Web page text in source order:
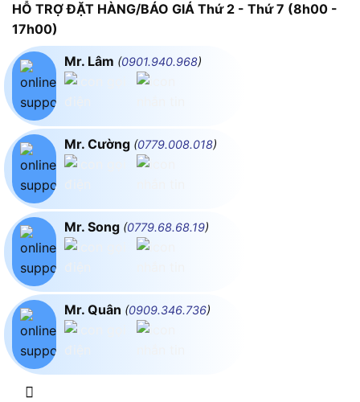
HỖ TRỢ ĐẶT HÀNG/BÁO GIÁ Thứ 2 - Thứ 7 (8h00 -
17h00)
Mr. Lâm (0901.940.968)
Mr. Cường (0779.008.018)
Mr. Song (0779.68.68.19)
Mr. Quân (0909.346.736)